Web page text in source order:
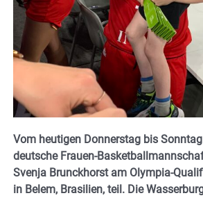
Vom heutigen Donnerstag bis
deutsche Frauen-
Svenja Brunckhorst am Olympia-
in Belem, Brasilien, teil. Die